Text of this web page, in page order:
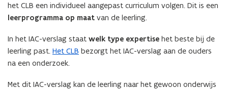
het CLB een individueel aangepast curriculum volgen. Dit is een
leerprogramma op maat van de leerling.
In het IAC-verslag staat welk type expertise het beste bij de
leerling past. Het CLB bezorgt het IAC-verslag aan de ouders
na een onderzoek.
Met dit IAC-verslag kan de leerling naar het gewoon onderwijs